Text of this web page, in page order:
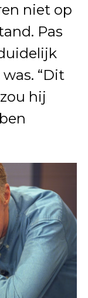
niet op
Pas
“Dit
hij